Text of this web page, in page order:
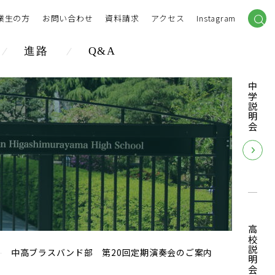
進路 Q&A
生の方 お問い合わせ 資料請求 アクセス Instagram
中高ブラスバンド部 第20回定期演奏会のご案内
中学説明会
高校説明会